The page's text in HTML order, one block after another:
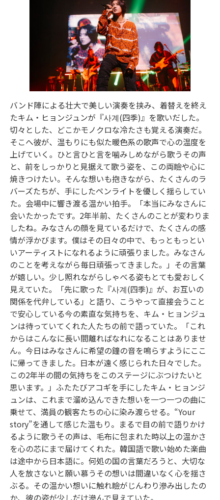
バンド陣による壮大で美しい演奏を挟み、着替えを終え
たキム・ヒョンジュンが『사계(四季)』を歌いだした。
切々とした、どこかモノクロな冷たさも覚える演奏だ。
そこへ彼が、温もりにも似た暖色系の歌声で心の温度を
上げていく。ひと言ひと言を噛みしめながら歌うその声
と、前をしっかりと見据えて歌う姿を、この両瞼や心に
焼きつけたい。そんな想いも抱きながら、たくさんのラ
バーズたちが、手にしたペンライトを優しく揺らしてい
た。会場中に響き渡る温かい拍手。「本当にみなさんに
会いたかったです。2年半前、たくさんのことが変わりま
したね。みなさんの顔を見ているだけで、たくさんの感
情が浮かびます。僕はその日々の中で、もっともっとい
いアーティストになれるように頑張りました。みなさん
のことを考えながら毎日頑張ってきました。」その言葉
が嬉しい。少し照れながらしゃべる姿もとても愛おしく
見えていた。「先に歌った『사계(四季)』が、お互いの
関係を代弁している」と語り、こうやって直接会うこと
で安心している今の素直な気持ちを、キム・ヒョンジュ
ンは待っていてくれた人たちの前で語っていた。「これ
からはこんなに長い間離ればなれになることはありませ
ん。今日はみなさんに希望の鐘の音を鳴らすようにここ
に帰ってきました。日本が遠く感じられた日々でした。
この2年半の間の気持ちをこのステージにぶつけたいと
思います。」ふたたびアコギを手にしたキム・ヒョンジ
ュンは、これまで溜め込んできた想いを一つ一つの曲に
乗せて、満員の観客たちの心に染み渡らせる。“Your
story”を通して感じた温もり。まるで目の前で語りかけ
るように歌うその声は、毛布に包まれた時以上の温かさ
を心の芯にまで届けてくれた。韓国語で歌い始めた楽曲
は途中から日本語に。何処の国の言葉だろうと、大切な
人を放さないと願い慕うその想いは間違いなく心を揺さ
ぶる。その温かい想いに触れ瞼がじんわり滲み出したの